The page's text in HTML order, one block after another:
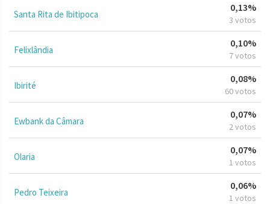
Santa Rita de Ibitipoca
0,13%
3 votos
Felixlândia
0,10%
7 votos
Ibirité
0,08%
60 votos
Ewbank da Câmara
0,07%
2 votos
Olaria
0,07%
1 votos
Pedro Teixeira
0,06%
1 votos